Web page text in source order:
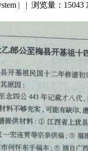
| | 浏览量：15043